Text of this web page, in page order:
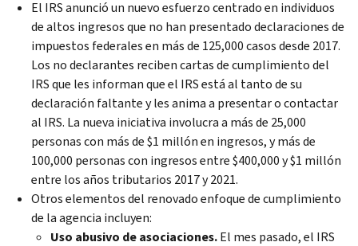
El IRS anunció un nuevo esfuerzo centrado en individuos
de altos ingresos que no han presentado declaraciones de
impuestos federales en más de 125,000 casos desde 2017.
Los no declarantes reciben cartas de cumplimiento del
IRS que les informan que el IRS está al tanto de su
declaración faltante y les anima a presentar o contactar
al IRS. La nueva iniciativa involucra a más de 25,000
personas con más de $1 millón en ingresos, y más de
100,000 personas con ingresos entre $400,000 y $1 millón
entre los años tributarios 2017 y 2021.
Otros elementos del renovado enfoque de cumplimiento
de la agencia incluyen:
Uso abusivo de asociaciones.El mes pasado, el IRS